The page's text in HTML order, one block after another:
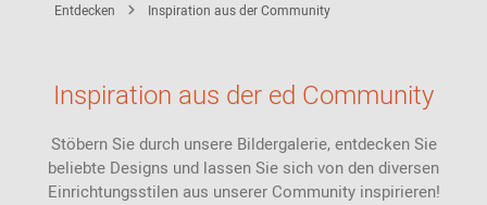
Entdecken Inspiration aus der Community
Inspiration aus der ed Community
Stöbern Sie durch unsere Bildergalerie, entdecken Sie
beliebte Designs und lassen Sie sich von den diversen
Einrichtungsstilen aus unserer Community inspirieren!